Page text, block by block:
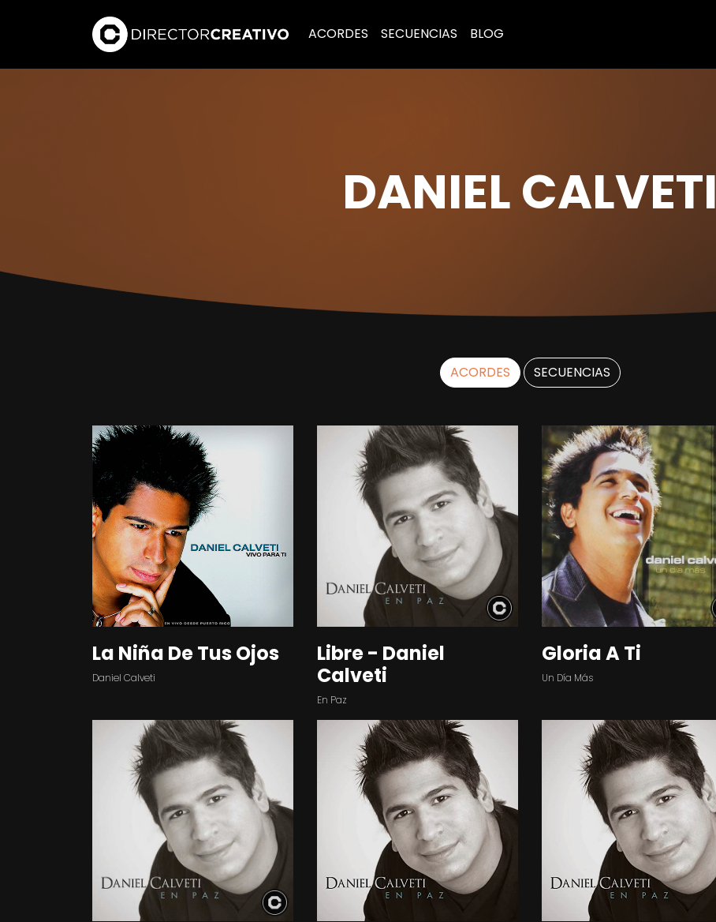
ACORDES SECUENCIAS BLOG
DANIEL CALVETI
ACORDES SECUENCIAS
La Niña De Tus Ojos
Daniel Calveti
Libre - Daniel
Calveti
En Paz
Gloria A Ti
Un Día Más